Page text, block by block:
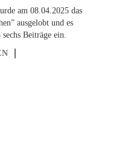
am 08.04.2025 das
ausgelobt und es
Beiträge ein.